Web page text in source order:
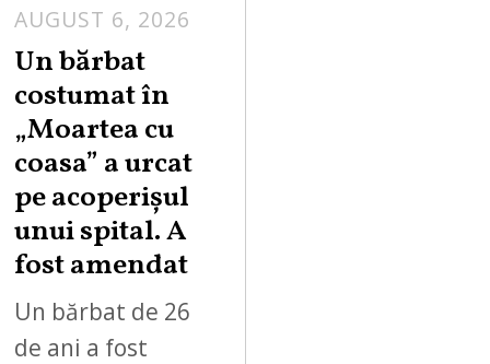
AUGUST 6, 2026
Un bărbat
costumat în
„Moartea cu
coasa” a urcat
pe acoperișul
unui spital. A
fost amendat
Un bărbat de 26
de ani a fost